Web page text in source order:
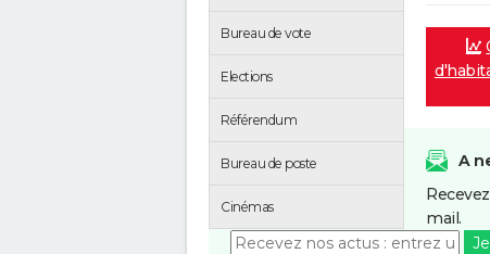
Bureau de vote
Elections
Référendum
Bureau de poste
Cinémas
A
mail.